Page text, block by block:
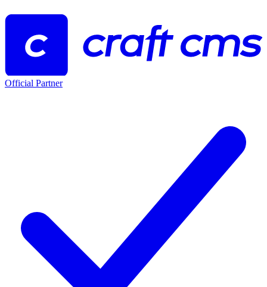
Official Partner